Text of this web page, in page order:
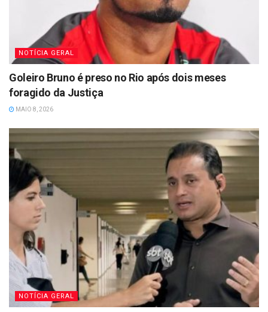
NOTÍCIA GERAL
Goleiro Bruno é preso no Rio após dois meses
foragido da Justiça
MAIO 8, 2026
NOTÍCIA GERAL